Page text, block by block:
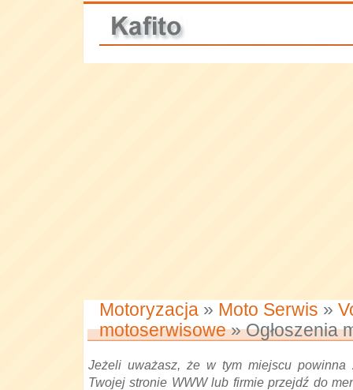
Motoryzacja » Moto Serwis »
motoserwisowe» Ogłoszenia
Jeżeli uważasz, że w tym miejscu powinna
Twojej stronie WWW lub firmie przejdź do